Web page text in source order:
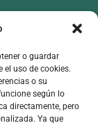
o guardar
el uso de cookies.
o su
según lo
directamente, pero
Ya que